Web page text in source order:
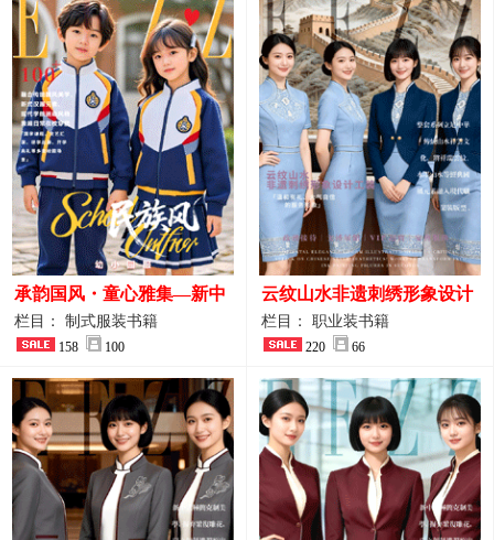
承韵国风・童心雅集—新中
式民族风小学与幼儿园全套
校服定制图鉴
栏目： 制式服装书籍
158 100
云纹山水非遗刺绣形象设计
工装｜会议礼仪接待人员制
服画册
栏目： 职业装书籍
220 66